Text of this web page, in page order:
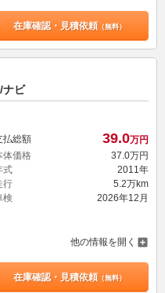
ナビ
払総額 39.0万円
行
5.2万km
検
2026年12月
他の情報を開く
在庫確認・見積依頼（無料）